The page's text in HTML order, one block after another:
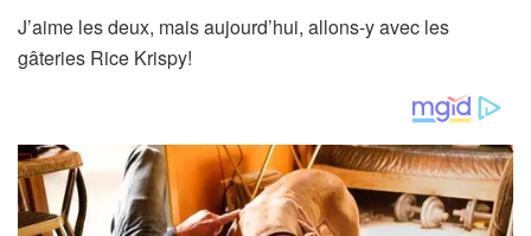
J’aime les deux, mais aujourd’hui, allons-y avec les
gâteries Rice Krispy!